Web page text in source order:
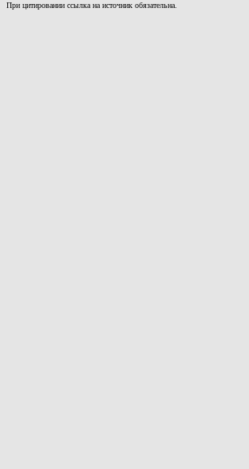
При цитировании ссылка на источник обязательна.